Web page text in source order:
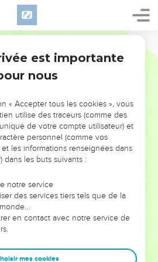
PAS L’ÉVÉNEMENT
L’ANNÉE !
POUVAIENT VOUS ÉVITER LES
VOTRES ?
on voit moins les doutes, les erreurs
ont traversés, alors même que ce
qui les ont façonnés.
entrepreneurs, et responsables
de sagesse afin que leurs erreurs
est importante
nous
« Accepter tous les cookies », vous
utilise des traceurs (comme des
de votre compte utilisateur) et
personnel (comme vos
les informations renseignées dans
dans les buts suivants :
notre service
des services tiers tels que de la
en contact avec notre service de
mes cookies